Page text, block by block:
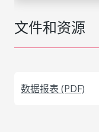
文件和资源
数据报表 (PDF)